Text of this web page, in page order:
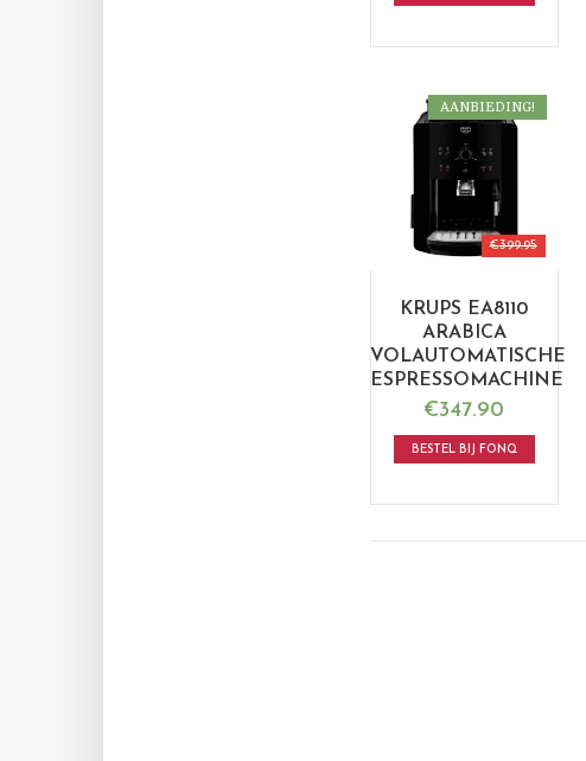
AANBIEDING!
KRUPS EA8110
ARABICA
VOLAUTOMATISCHE
ESPRESSOMACHINE
€399.95
€347.90
BESTEL BIJ FONQ